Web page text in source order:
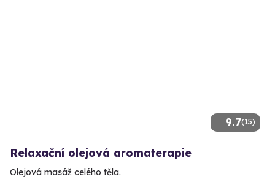
9.7(15)
Relaxační olejová aromaterapie
Olejová masáž celého těla.